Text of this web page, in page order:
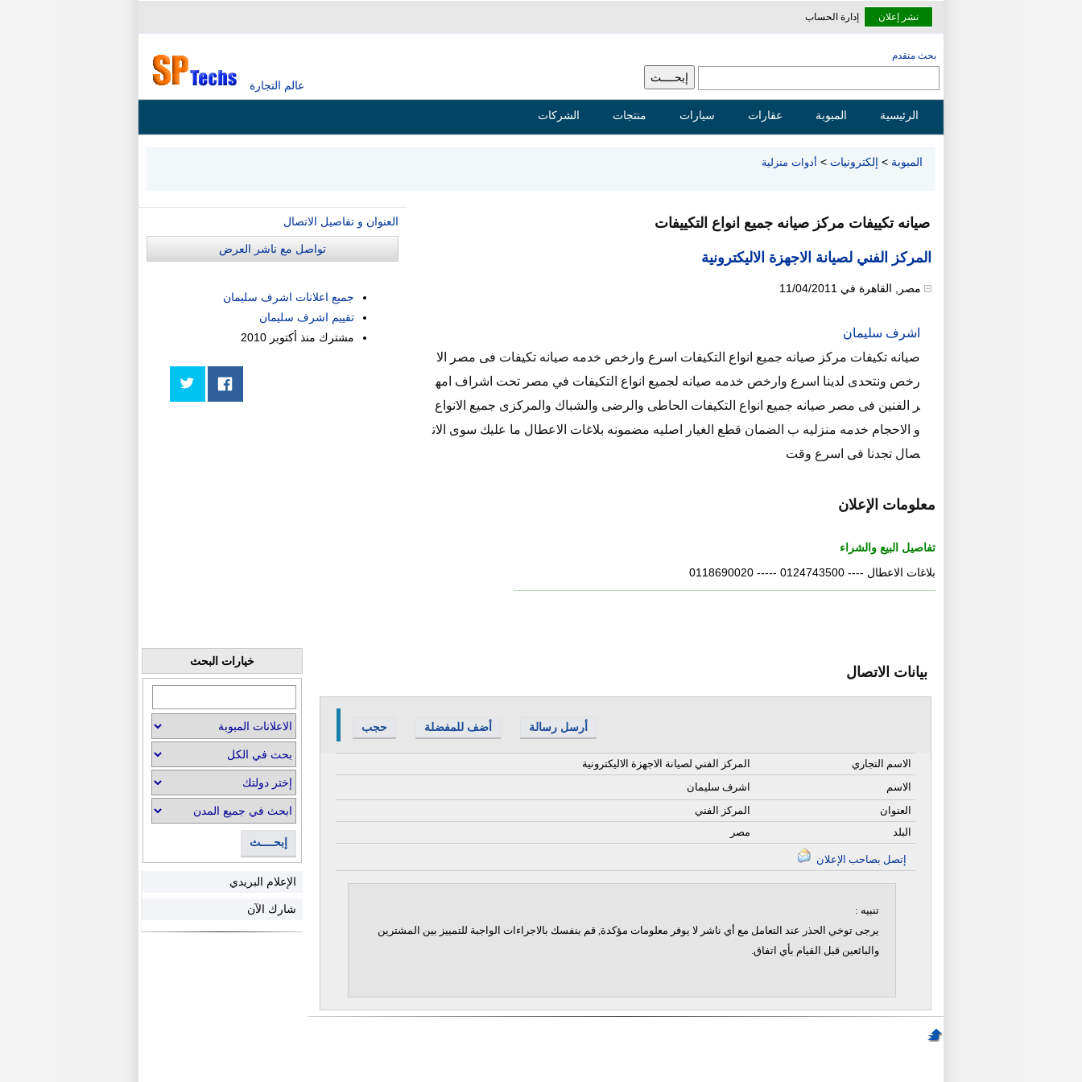
نشر إعلان إدارة الحساب
عالم التجارة
بحث متقدم
الرئيسية المبوبة عقارات سيارات منتجات الشركات
المبوبة > إلكترونيات > أدوات منزلية
صيانه تكييفات مركز صيانه جميع انواع التكييفات
المركز الفني لصيانة الاجهزة الاليكترونية
مصر القاهرة في 11/04/2011
اشرف سليمان
صيانه تكيفات مركز صيانه جميع انواع التكيفات اسرع وارخص خدمه صيانه تكيفات فى مصر الا
رخص ونتحدى لدينا اسرع وارخص خدمه صيانه لجميع انواع التكيفات في مصر تحت اشراف امه
ر الفنين فى مصر صيانه جميع انواع التكيفات الحاطى والرضى والشباك والمركزى جميع الانواع
و الاحجام خدمه منزليه ب الضمان قطع الغيار اصليه مضمونه بلاغات الاعطال ما عليك سوى الات
صال تجدنا فى اسرع وقت
معلومات الإعلان
تفاصيل البيع والشراء
بلاغات الاعطال ---- 0124743500 ----- 0118690020
العنوان و تفاصيل الاتصال
تواصل مع ناشر العرض
جميع اعلانات اشرف سليمان
تقييم اشرف سليمان
مشترك منذ أكتوبر 2010
بيانات الاتصال
حجب أضف للمفضلة أرسل رسالة
المركز الفني لصيانة الاجهزة الاليكترونية
الاسم التجاري
اشرف سليمان
الاسم
المركز الفني
العنوان
مصر
البلد
تنبيه :
يرجى توخي الحذر عند التعامل مع أي ناشر لا يوفر معلومات مؤكدة, قم بنفسك بالاجراءات الواجبة للتمييز بين المشترين
والبائعين قبل القيام بأي اتفاق.
خيارات البحث
إبحــــث
الإعلام البريدي
شارك الآن